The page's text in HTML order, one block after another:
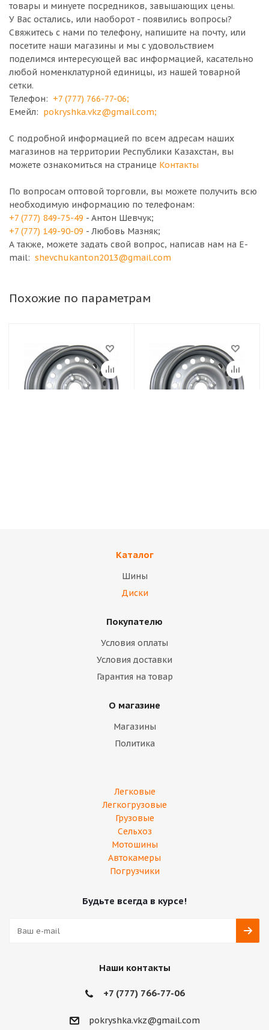
товары и минуете посредников, завышающих цены.
У Вас остались, или наоборот - появились вопросы?
Свяжитесь с нами по телефону, напишите на почту, или
посетите наши магазины и мы с удовольствием
поделимся интересующей вас информацией, касательно
любой номенклатурной единицы, из нашей товарной
сетки.
Телефон: +7 (777) 766-77-06;
Емейл: pokryshka.vkz@gmail.com;
С подробной информацией по всем адресам наших
магазинов на территории Республики Казахстан, вы
можете ознакомиться на странице Контакты
По вопросам оптовой торговли, вы можете получить всю
необходимую информацию по телефонам:
+7 (777) 849-75-49 - Антон Шевчук;
+7 (777) 149-90-09 - Любовь Мазняк;
А также, можете задать свой вопрос, написав нам на E-
mail: shevchukanton2013@gmail.com
Похожие по параметрам
Каталог
Шины
Диски
Покупателю
Условия оплаты
Условия доставки
Гарантия на товар
О магазине
Магазины
Политика
Легковые
Легкогрузовые
Грузовые
Сельхоз
Мотошины
Автокамеры
Погрузчики
Будьте всегда в курсе!
Наши контакты
+7 (777) 766-77-06
pokryshka.vkz@gmail.com